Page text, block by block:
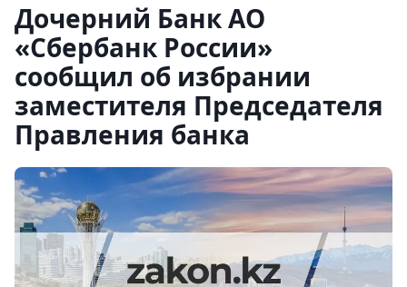
Дочерний Банк АО
«Сбербанк России»
сообщил об избрании
заместителя Председателя
Правления банка